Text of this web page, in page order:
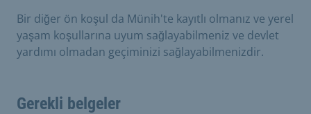
Bir diğer ön koşul da Münih'te kayıtlı olmanız ve yerel
yaşam koşullarına uyum sağlayabilmeniz ve devlet
yardımı olmadan geçiminizi sağlayabilmenizdir.
Gerekli belgeler